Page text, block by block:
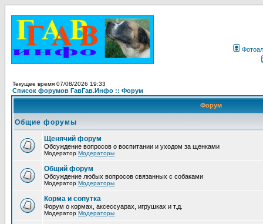
Текущее время 07/08/2026 19:33
Список форумов ГавГав.Инфо :: Форум
Форум
Общие форумы
Щенячий форум
Обсуждение вопросов о воспитании и уходом за щенками
Модератор Модераторы
Общий форум
Обсуждение любых вопросов связанных с собаками
Модератор Модераторы
Корма и сопутка
Форум о кормах, аксессуарах, игрушках и т.д.
Модератор Модераторы